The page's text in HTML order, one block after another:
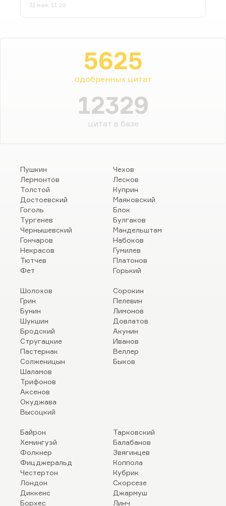
31 мая, 11:20
5625
одобренных цитат
12329
цитат в базе
Пушкин
Лермонтов
Толстой
Достоевский
Гоголь
Тургенев
Чернышевский
Гончаров
Некрасов
Тютчев
Фет
Чехов
Лесков
Куприн
Маяковский
Блок
Булгаков
Мандельштам
Набоков
Гумилев
Платонов
Горький
Шолохов
Грин
Бунин
Шукшин
Бродский
Стругацкие
Пастернак
Солженицын
Шаламов
Трифонов
Аксенов
Окуджава
Высоцкий
Сорокин
Пелевин
Лимонов
Довлатов
Акунин
Иванов
Веллер
Быков
Байрон
Хемингуэй
Фолкнер
Фицджеральд
Честертон
Лондон
Диккенс
Борхес
Тарковский
Балабанов
Звягинцев
Коппола
Кубрик
Скорсезе
Джармуш
Линч